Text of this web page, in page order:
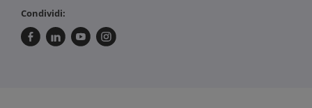
Condividi: